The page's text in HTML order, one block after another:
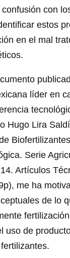
con
estos
en el mal
líder en
Hugo Lira
Serie
Artículos
me ha
de lo
uso de